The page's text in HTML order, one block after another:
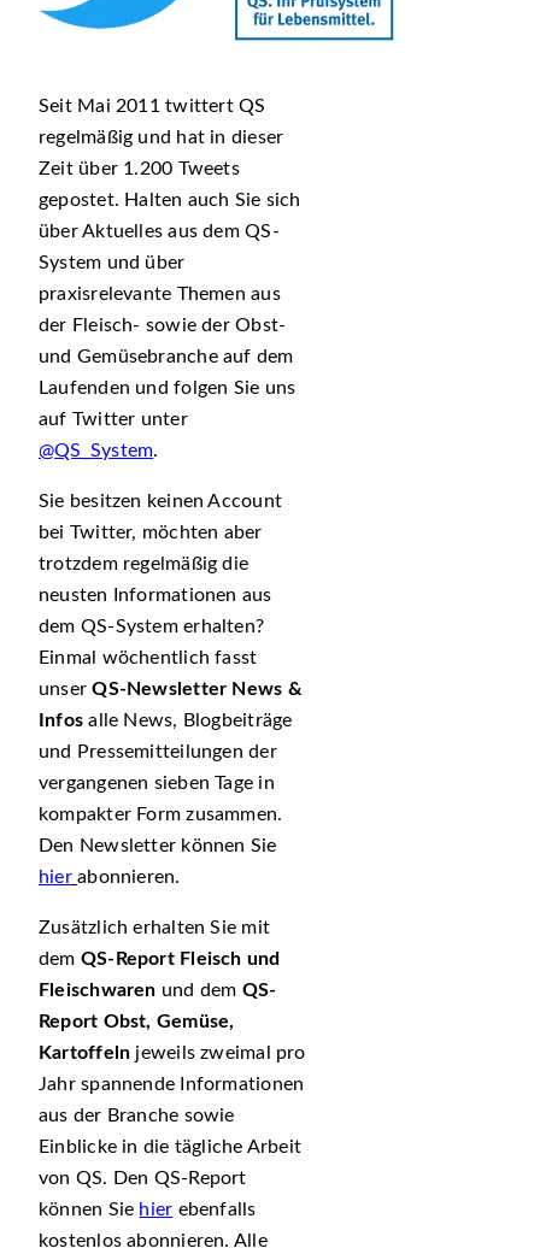
Seit Mai 2011 twittert QS
regelmäßig und hat in dieser
Zeit über 1.200 Tweets
gepostet. Halten auch Sie sich
über Aktuelles aus dem QS-
System und über
praxisrelevante Themen aus
der Fleisch- sowie der Obst-
und Gemüsebranche auf dem
Laufenden und folgen Sie uns
auf Twitter unter
@QS_System.
Sie besitzen keinen Account
bei Twitter, möchten aber
trotzdem regelmäßig die
neusten Informationen aus
dem QS-System erhalten?
Einmal wöchentlich fasst
unserQS-Newsletter News &
Infos alle News, Blogbeiträge
und Pressemitteilungen der
vergangenen sieben Tage in
kompakter Form zusammen.
Den Newsletter können Sie
hier abonnieren.
Zusätzlich erhalten Sie mit
dem QS-Report Fleisch und
Fleischwaren und dem QS-
Report Obst, Gemüse,
Kartoffeln jeweils zweimal pro
Jahr spannende Informationen
aus der Branche sowie
Einblicke in die tägliche Arbeit
von QS. Den QS-Report
können Sie hier ebenfalls
kostenlos abonnieren. Alle